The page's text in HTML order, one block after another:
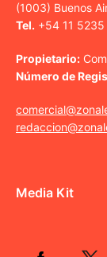
(1003) Buenos
Tel. +54 11
Propietario:
Número de
Media Kit